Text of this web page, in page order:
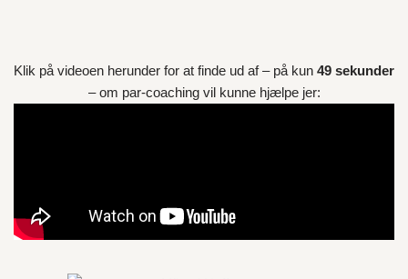
Klik på videoen herunder for at finde ud af – på kun 49 sekunder
– om par-coaching vil kunne hjælpe jer: